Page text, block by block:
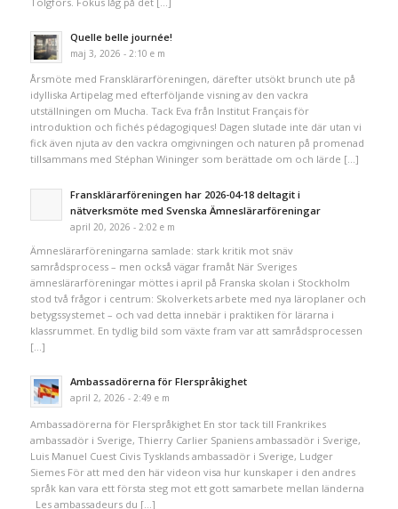
Quelle belle journée!
maj 3, 2026 - 2:10 e m
Årsmöte med Fransklärarföreningen, därefter utsökt brunch ute på
idylliska Artipelag med efterföljande visning av den vackra
utställningen om Mucha. Tack Eva från Institut Français för
introduktion och fichés pédagogiques! Dagen slutade inte där utan vi
fick även njuta av den vackra omgivningen och naturen på promenad
tillsammans med Stéphan Wininger som berättade om och lärde […]
Fransklärarföreningen har 2026-04-18 deltagit i
nätverksmöte med Svenska Ämneslärarföreningar
april 20, 2026 - 2:02 e m
Ämneslärarföreningarna samlade: stark kritik mot snäv
samrådsprocess – men också vägar framåt När Sveriges
ämneslärarföreningar möttes i april på Franska skolan i Stockholm
stod två frågor i centrum: Skolverkets arbete med nya läroplaner och
betygssystemet – och vad detta innebär i praktiken för lärarna i
klassrummet. En tydlig bild som växte fram var att samrådsprocessen
[…]
Ambassadörerna för Flerspråkighet
april 2, 2026 - 2:49 e m
Ambassadörerna för Flerspråkighet En stor tack till Frankrikes
ambassadör i Sverige, Thierry Carlier Spaniens ambassadör i Sverige,
Luis Manuel Cuest Civis Tysklands ambassadör i Sverige, Ludger
Siemes För att med den här videon visa hur kunskaper i den andres
språk kan vara ett första steg mot ett gott samarbete mellan länderna
Les ambassadeurs du […]